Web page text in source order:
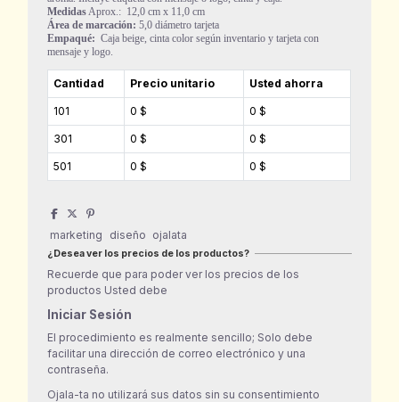
Medidas Aprox.: 12,0 cm x 11,0 cm
Área de marcación: 5,0 diámetro tarjeta
Empaqué: Caja beige, cinta color según inventario y tarjeta con
mensaje y logo.
Cantidad Precio unitario Usted ahorra
101 0 $ 0 $
301 0 $ 0 $
501 0 $ 0 $
marketing diseño ojalata
¿Desea ver los precios de los productos?
Recuerde que para poder ver los precios de los
productos Usted debe
Iniciar Sesión
El procedimiento es realmente sencillo; Solo debe
facilitar una dirección de correo electrónico y una
contraseña.
Ojala-ta no utilizará sus datos sin su consentimiento